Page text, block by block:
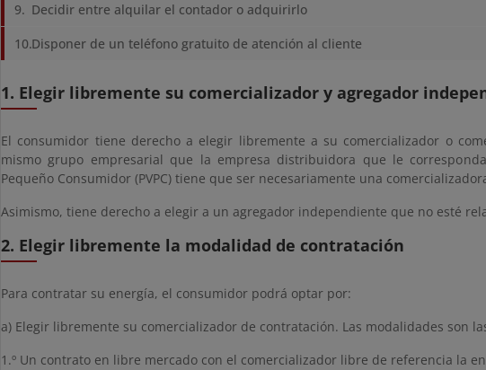
Decidir entre alquilar el contador o adquirirlo
Disponer de un teléfono gratuito de atención al cliente
1. Elegir libremente su comercializador y agregador
El consumidor tiene derecho a elegir libremente a su comercializador o
mismo grupo empresarial que la empresa distribuidora que le
Pequeño Consumidor (PVPC) tiene que ser necesariamente una
Asimismo, tiene derecho a elegir a un agregador independiente que no esté
2. Elegir libremente la modalidad de contratación
Para contratar su energía, el consumidor podrá optar por:
a) Elegir libremente su comercializador de contratación. Las modalidades son
1.º Un contrato en libre mercado con el comercializador libre de referencia la